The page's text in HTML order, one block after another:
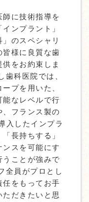
に技術指導を
ンプラント」
のスペシャリ
皆様に良質な歯
をお約束しま
歯科医院では、
プを用いた、
能なレベルで行
、フランス製の
入したインプラ
長持ちする」
ンスを可能にす
うことが強みで
全員がプロとし
任をもってお手
だきたいと思